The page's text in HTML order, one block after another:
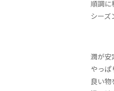
順調に
シーズ
潤が安
やっぱ
良い物